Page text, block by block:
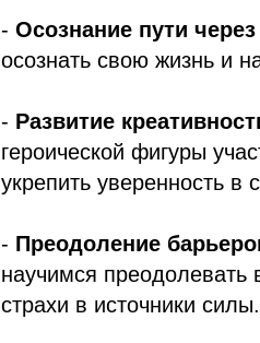
- Осознание пути
осознать свою жизнь и
- Развитие
героической фигуры
укрепить уверенность в
- Преодоление
научимся преодолевать
страхи в источники силы.